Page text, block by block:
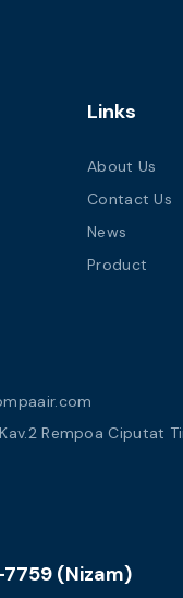
Links
About Us
Contact Us
News
Product
Rempoa Ciputat
(Nizam)